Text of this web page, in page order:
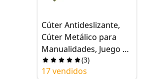
Cúter Antideslizante,
Cúter Metálico para
Manualidades, Juego de
Cúter de Bisturí
Colorido con Hojas N°
(3)
17 vendidos